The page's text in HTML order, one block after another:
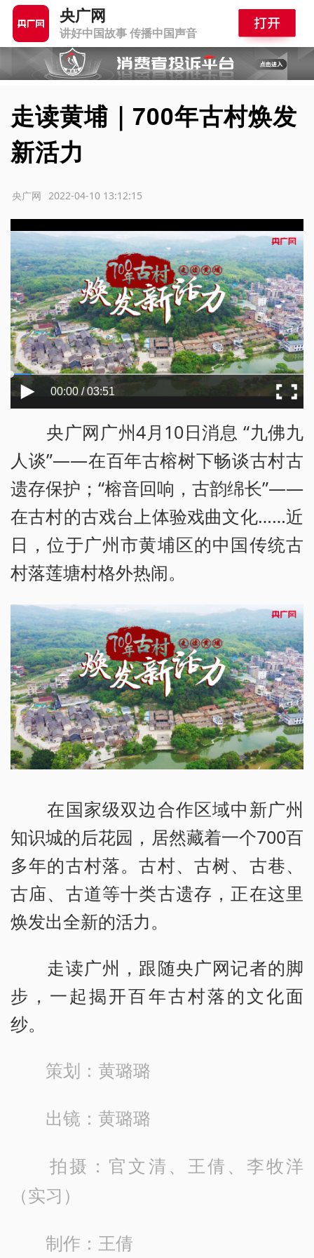
央广网
讲好中国故事 传播中国声音
走读黄埔｜700年古村焕发
新活力
2022-04-10 13:12:15
央广网
00:00 / 03:51
央广网广州4月10日消息 “九佛九
人谈”——在百年古榕树下畅谈古村古
遗存保护；“榕音回响，古韵绵长”——
在古村的古戏台上体验戏曲文化……近
日，位于广州市黄埔区的中国传统古
村落莲塘村格外热闹。
在国家级双边合作区域中新广州
知识城的后花园，居然藏着一个700百
多年的古村落。古村、古树、古巷、
古庙、古道等十类古遗存，正在这里
焕发出全新的活力。
走读广州，跟随央广网记者的脚
步，一起揭开百年古村落的文化面
纱。
策划：黄璐璐
出镜：黄璐璐
拍摄：官文清、王倩、李牧洋
（实习）
制作：王倩